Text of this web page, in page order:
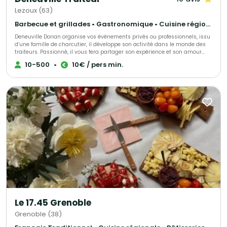
Lezoux (63)
Barbecue et grillades • Gastronomique • Cuisine régionale
Deneuville Dorian organise vos événements privés ou professionnels, issu
d’une famille de charcutier, il développe son activité dans le monde des
traiteurs. Passionné, il vous fera partager son expérience et son amour
des produits locaux. Réputé et reconnu, il réalisera votre événement à la
perfection selon vos demandes et vos exigences.
10-500 • 10€ / pers min.
Le 17.45 Grenoble
Grenoble (38)